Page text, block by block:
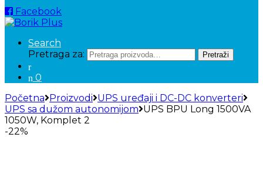
Facebook
Search
Pretraga za:
Pretraži
0
Početna Proizvodi UPS uređaji i DC-DC konverteri
UPS sa dužom autonomijom UPS BPU Long 1500VA
1050W, Komplet 2
-22%